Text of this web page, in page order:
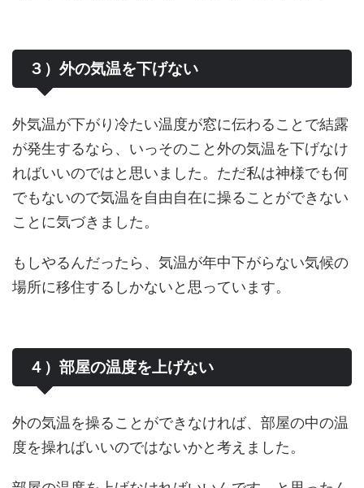
３）外の気温を下げない
外気温が下がり冷たい温度が窓に伝わることで結露
が発生するなら、いっそのこと外の気温を下げなけ
ればいいのではと思いました。ただ私は神様でも何
でもないので気温を自由自在に操ることができない
ことに気づきました。
もしやるんだったら、気温が年中下がらない気候の
場所に移住するしかないと思っています。
４）部屋の温度を上げない
外の気温を操ることができなければ、部屋の中の温
度を操ればいいのではないかと考えました。